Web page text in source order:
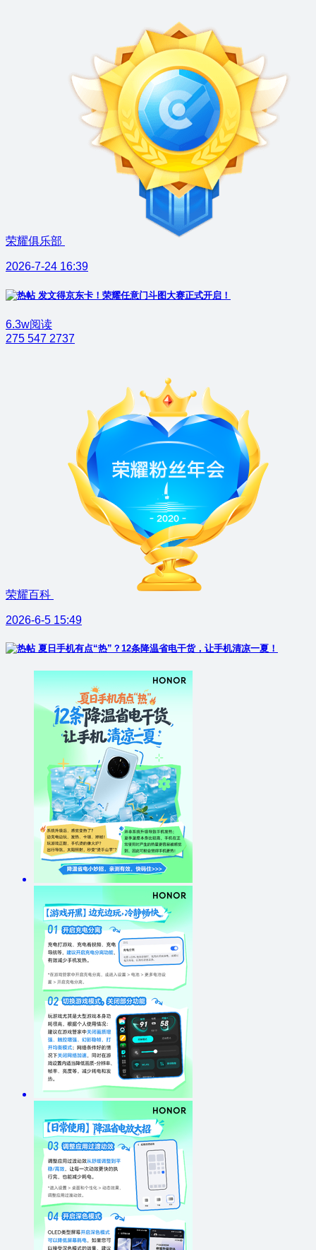
荣耀俱乐部
2026-7-24 16:39
发文得京东卡！荣耀任意门斗图大赛正式开启！
6.3w阅读
275 547 2737
荣耀百科
2026-6-5 15:49
夏日手机有点“热”？12条降温省电干货，让手机清凉一夏！